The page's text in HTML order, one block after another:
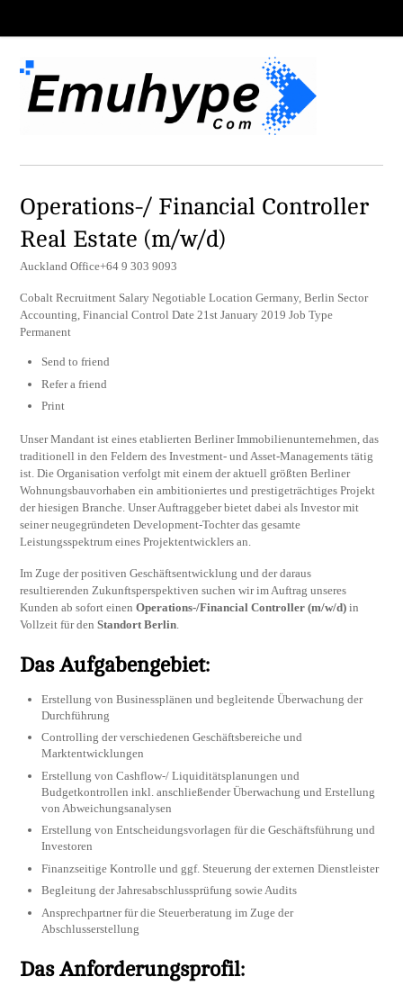
Operations-/ Financial Controller
Real Estate (m/w/d)
Auckland Office+64 9 303 9093
Cobalt Recruitment Salary Negotiable Location Germany, Berlin Sector
Accounting, Financial Control Date 21st January 2019 Job Type
Permanent
Send to friend
Refer a friend
Print
Unser Mandant ist eines etablierten Berliner Immobilienunternehmen, das
traditionell in den Feldern des Investment- und Asset-Managements tätig
ist. Die Organisation verfolgt mit einem der aktuell größten Berliner
Wohnungsbauvorhaben ein ambitioniertes und prestigeträchtiges Projekt
der hiesigen Branche. Unser Auftraggeber bietet dabei als Investor mit
seiner neugegründeten Development-Tochter das gesamte
Leistungsspektrum eines Projektentwicklers an.
Im Zuge der positiven Geschäftsentwicklung und der daraus
resultierenden Zukunftsperspektiven suchen wir im Auftrag unseres
Kunden ab sofort einenOperations-/Financial Controller (m/w/d) in
Vollzeit für denStandort Berlin
Das Aufgabengebiet:
Erstellung von Businessplänen und begleitende Überwachung der
Durchführung
Controlling der verschiedenen Geschäftsbereiche und
Marktentwicklungen
Erstellung von Cashflow-/ Liquiditätsplanungen und
Budgetkontrollen inkl. anschließender Überwachung und Erstellung
von Abweichungsanalysen
Erstellung von Entscheidungsvorlagen für die Geschäftsführung und
Investoren
Finanzseitige Kontrolle und ggf. Steuerung der externen Dienstleister
Begleitung der Jahresabschlussprüfung sowie Audits
Ansprechpartner für die Steuerberatung im Zuge der
Abschlusserstellung
Das Anforderungsprofil: